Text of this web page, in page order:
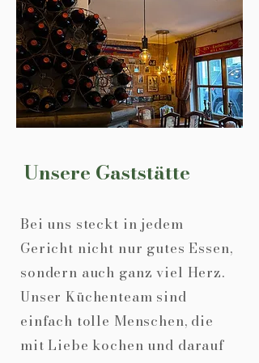
Unsere Gaststätte
Bei uns steckt in jedem
Gericht nicht nur gutes Essen,
sondern auch ganz viel Herz.
Unser Küchenteam sind
einfach tolle Menschen, die
mit Liebe kochen und darauf